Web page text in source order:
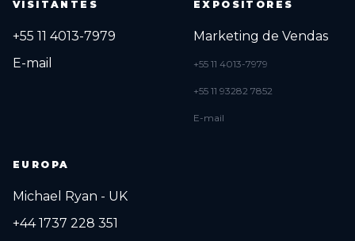
VISITANTES
+55 11 4013-7979
E-mail
EXPOSITORES
Marketing de Vendas
+55 11 4013-7979
+55 11 93282 7852
E-mail
EUROPA
Michael Ryan - UK
+44 1737 228 351